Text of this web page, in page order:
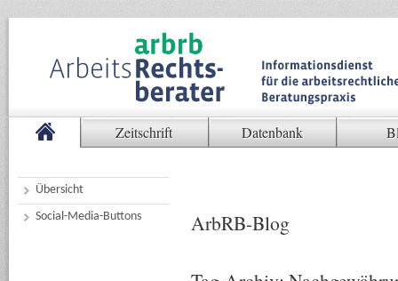
Zeitschrift Datenbank
Übersicht
Social-Media-Buttons
ArbRB-Blog